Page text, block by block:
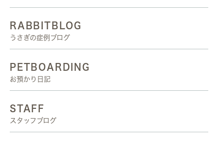
RABBITBLOG
うさぎの症例ブログ
PETBOARDING
お預かり日記
STAFF
スタッフブログ